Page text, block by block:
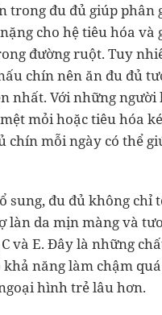
trong đu đủ giúp phân
cho hệ tiêu hóa và
đường ruột. Tuy
chín nên ăn đu đủ
nhất. Với những người
mỏi hoặc tiêu hóa
chín mỗi ngày có thể
sung, đu đủ không chỉ
làn da mịn màng và
và E. Đây là những
năng làm chậm
hình trẻ lâu hơn.